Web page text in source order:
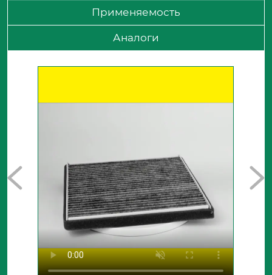
Применяемость
Аналоги